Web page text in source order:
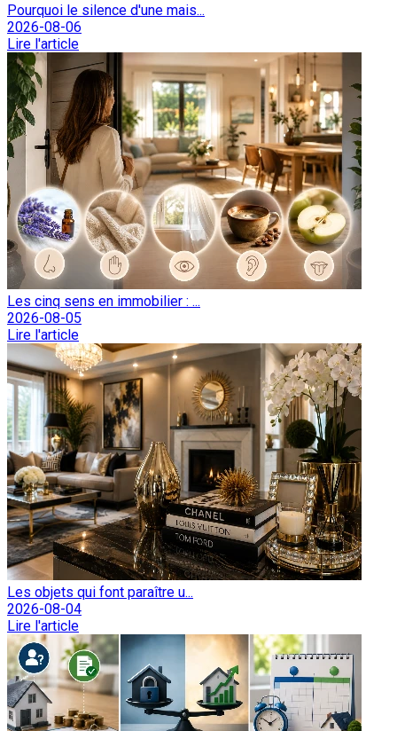
Pourquoi le silence d'une mais...
2026-08-06
Lire l'article
Les cinq sens en immobilier : ...
2026-08-05
Lire l'article
Les objets qui font paraître u...
2026-08-04
Lire l'article